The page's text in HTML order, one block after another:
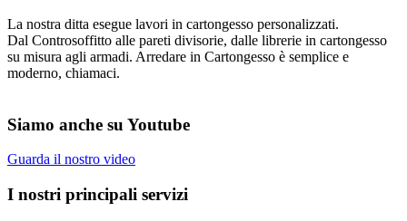
La nostra ditta esegue lavori in cartongesso personalizzati.
Dal Controsoffitto alle pareti divisorie, dalle librerie in cartongesso
su misura agli armadi. Arredare in Cartongesso è semplice e
moderno, chiamaci.
Siamo anche su Youtube
Guarda il nostro video
I nostri principali servizi